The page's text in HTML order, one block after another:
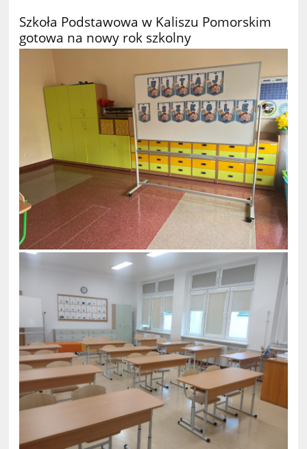
Szkoła Podstawowa w Kaliszu Pomorskim
gotowa na nowy rok szkolny